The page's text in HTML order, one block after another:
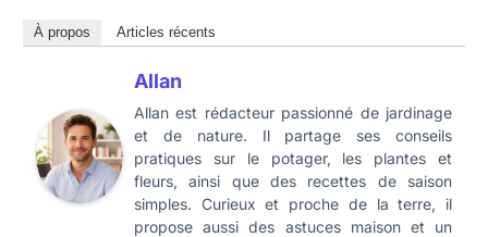
À propos Articles récents
Allan
Allan est rédacteur passionné de jardinage
et de nature. Il partage ses conseils
pratiques sur le potager, les plantes et
fleurs, ainsi que des recettes de saison
simples. Curieux et proche de la terre, il
propose aussi des astuces maison et un